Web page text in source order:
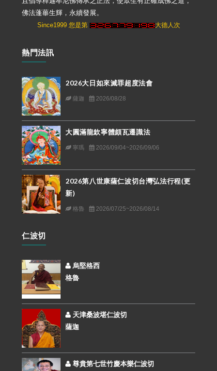
佛法蓬蓽生輝，永續發展。
Since1999 您是第 大德人次
熱門法訊
2026大日如來滅罪超度法會
薩迦 2026/08/28
大圓滿龍欽寧體頗瓦遷識法
寧瑪 2026/09/04~2026/09/06
2026第八世康薩仁波切台灣弘法行程(更
新)
格魯 2026/07/25~2026/08/14
仁波切
烏堅格西
格魯
天津桑波堪仁波切
薩迦
尊貴第七世竹慶本樂仁波切